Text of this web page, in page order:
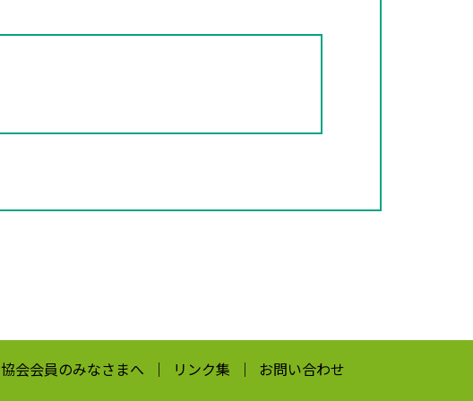
協会会員のみなさまへ リンク集 お問い合わせ